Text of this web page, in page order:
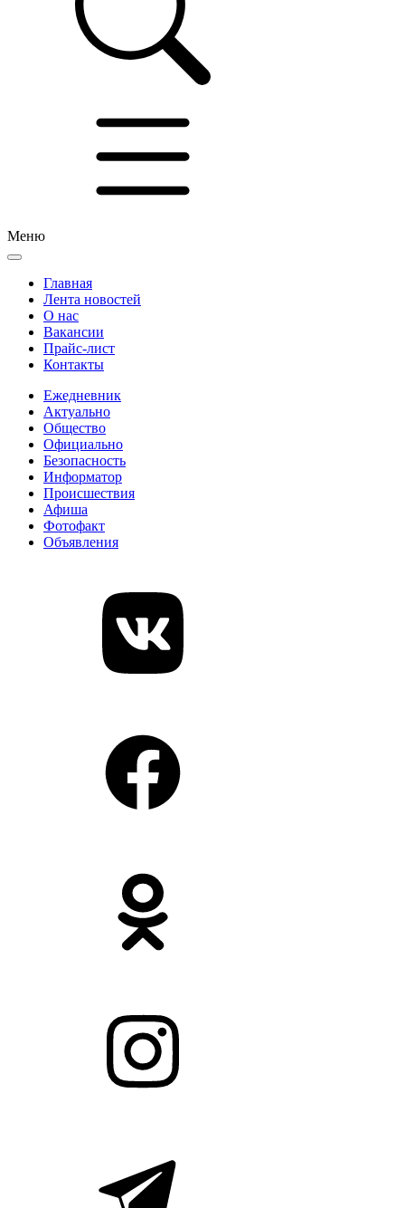
Меню
Главная
Лента новостей
О нас
Вакансии
Прайс-лист
Контакты
Ежедневник
Актуально
Общество
Официально
Безопасность
Информатор
Происшествия
Афиша
Фотофакт
Объявления